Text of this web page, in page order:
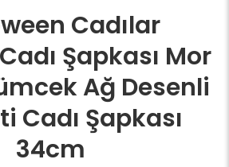
Cadılar
Şapkası Mor
Ağ Desenli
Cadı Şapkası
34cm